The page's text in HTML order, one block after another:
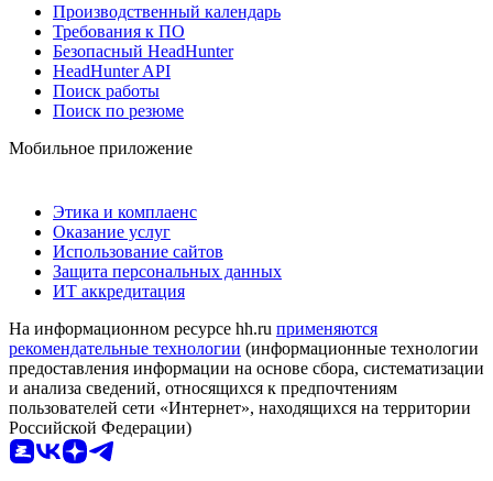
Производственный календарь
Требования к ПО
Безопасный HeadHunter
HeadHunter API
Поиск работы
Поиск по резюме
Мобильное приложение
Этика и комплаенс
Оказание услуг
Использование сайтов
Защита персональных данных
ИТ аккредитация
На информационном ресурсе hh.ru применяются
рекомендательные технологии (информационные технологии
предоставления информации на основе сбора, систематизации
и анализа сведений, относящихся к предпочтениям
пользователей сети «Интернет», находящихся на территории
Российской Федерации)